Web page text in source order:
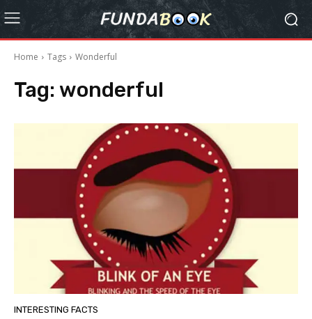
Home Tags Wonderful
Tag: wonderful
INTERESTING FACTS